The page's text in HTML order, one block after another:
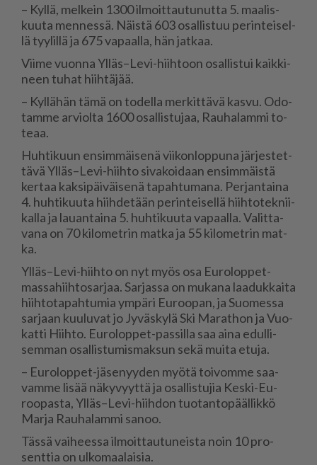
– Kyl­lä, mel­kein 1300 il­moit­tau­tu­nut­ta 5. maa­lis­
kuu­ta men­nes­sä. Näis­tä 603 osal­lis­tuu pe­rin­tei­sel­
lä tyy­lil­lä ja 675 va­paal­la, hän jat­kaa.
Vii­me vuon­na Yl­läs–Levi-hiih­toon osal­lis­tui kaik­ki­
neen tu­hat hiih­tä­jää.
– Kyl­lä­hän tämä on to­del­la mer­kit­tä­vä kas­vu. Odo­
tam­me ar­vi­ol­ta 1600 osal­lis­tu­jaa, Rau­ha­lam­mi to­
te­aa.
Huh­ti­kuun en­sim­mäi­se­nä vii­kon­lop­pu­na jär­jes­tet­
tä­vä Yl­läs–Levi-hiih­to si­va­koi­daan en­sim­mäis­tä
ker­taa kak­si­päi­väi­se­nä ta­pah­tu­ma­na. Per­jan­tai­na
4. huh­ti­kuu­ta hiih­de­tään pe­rin­tei­sel­lä hiih­to­tek­nii­
kal­la ja lau­an­tai­na 5. huh­ti­kuu­ta va­paal­la. Va­lit­ta­
va­na on 70 ki­lo­met­rin mat­ka ja 55 ki­lo­met­rin mat­
ka.
Yl­läs–Levi-hiih­to on nyt myös osa Eu­ro­lop­pet-
mas­sa­hiih­to­sar­jaa. Sar­jas­sa on mu­ka­na laa­duk­kai­ta
hiih­to­ta­pah­tu­mia ym­pä­ri Eu­roo­pan, ja Suo­mes­sa
sar­jaan kuu­lu­vat jo Jy­väs­ky­lä Ski Ma­rat­hon ja Vuo­
kat­ti Hiih­to. Eu­ro­lop­pet-pas­sil­la saa ai­na edul­li­
sem­man osal­lis­tu­mis­mak­sun sekä mui­ta etu­ja.
– Eu­ro­lop­pet-jä­se­nyy­den myö­tä toi­vom­me saa­
vam­me li­sää nä­ky­vyyt­tä ja osal­lis­tu­jia Kes­ki-Eu­
roo­pas­ta, Yl­läs–Levi-hiih­don tuo­tan­to­pääl­lik­kö
Mar­ja Rau­ha­lam­mi sa­noo.
Täs­sä vai­hees­sa il­moit­tau­tu­neis­ta noin 10 pro­
sent­tia on ul­ko­maa­lai­sia.